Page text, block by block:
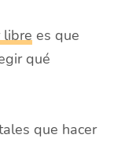
libre es que
qué
que hacer